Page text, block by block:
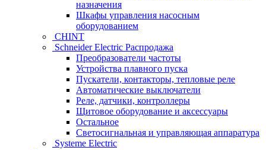
назначения
Шкафы управления насосным
оборудованием
CHINT
Schneider Electric Распродажа
Преобразователи частоты
Устройства плавного пуска
Пускатели, контакторы, тепловые реле
Автоматические выключатели
Реле, датчики, контроллеры
Щитовое оборудование и аксессуары
Остальное
Светосигнальная и управляющая аппаратура
Systeme Electric